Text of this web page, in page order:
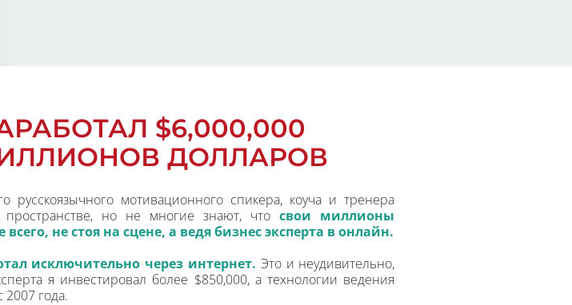
$6,000,000
ДОЛЛАРОВ
русскоязычного мотивационного спикера, коуча и тренера
но не многие знают, что свои миллионы
не стоя на сцене, а ведя бизнес эксперта в онлайн.
исключительно через интернет. Это и неудивительно,
я инвестировал более $850,000, а технологии ведения
года.